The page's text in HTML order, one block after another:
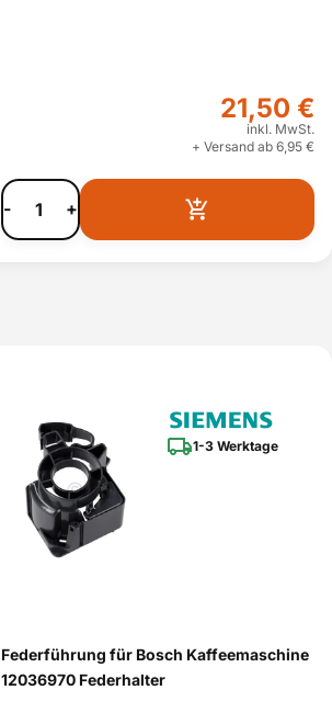
21,50 €
inkl. MwSt.
+ Versand ab 6,95 €
- +
1-3 Werktage
Federführung für Bosch Kaffeemaschine
12036970 Federhalter